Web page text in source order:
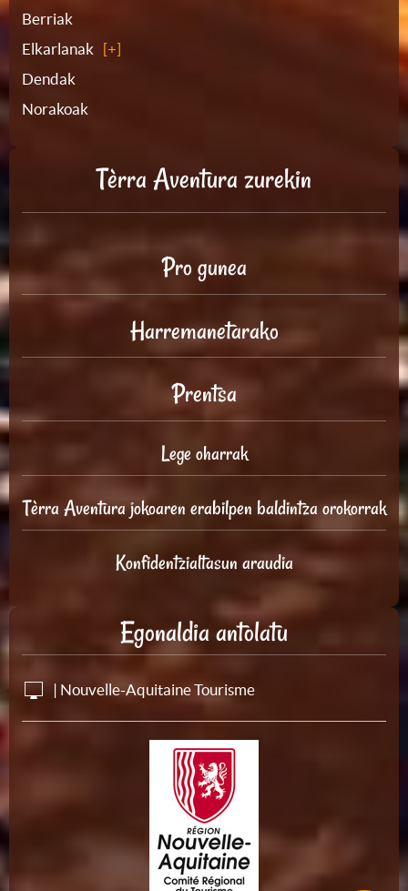
Berriak
Elkarlanak
Dendak
Norakoak
Tèrra Aventura zurekin
Pro gunea
Harremanetarako
Prentsa
Lege oharrak
Tèrra Aventura jokoaren erabilpen baldintza orokorrak
Konfidentzialtasun araudia
Egonaldia antolatu
| Nouvelle-Aquitaine Tourisme